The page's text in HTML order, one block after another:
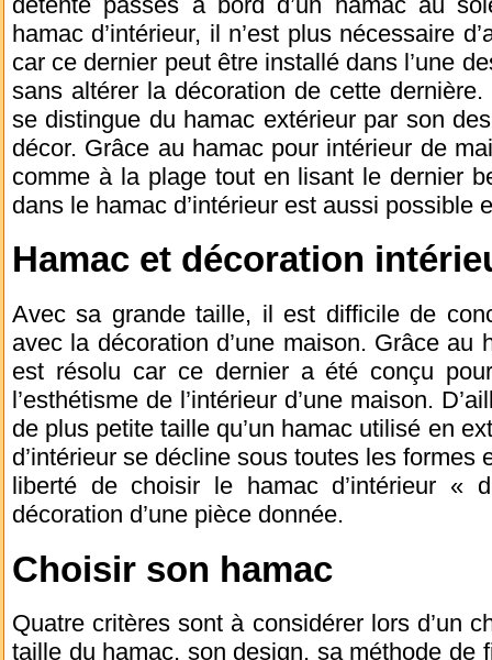
hamac d’intérieur, il n’est plus nécessaire
car ce dernier peut être installé dans l’une
sans altérer la décoration de cette
se distingue du hamac extérieur par son
décor. Grâce au hamac pour intérieur de
comme à la plage tout en lisant le dernier
dans le hamac d’intérieur est aussi possible
Hamac et décoration
Avec sa grande taille, il est difficile de
avec la décoration d’une maison. Grâce au
est résolu car ce dernier a été conçu
l’esthétisme de l’intérieur d’une maison.
de plus petite taille qu’un hamac utilisé en
d’intérieur se décline sous toutes les formes
liberté de choisir le hamac d’intérieur «
décoration d’une pièce donnée.
Choisir son hamac
Quatre critères sont à considérer lors d’un
taille du hamac, son design, sa méthode de